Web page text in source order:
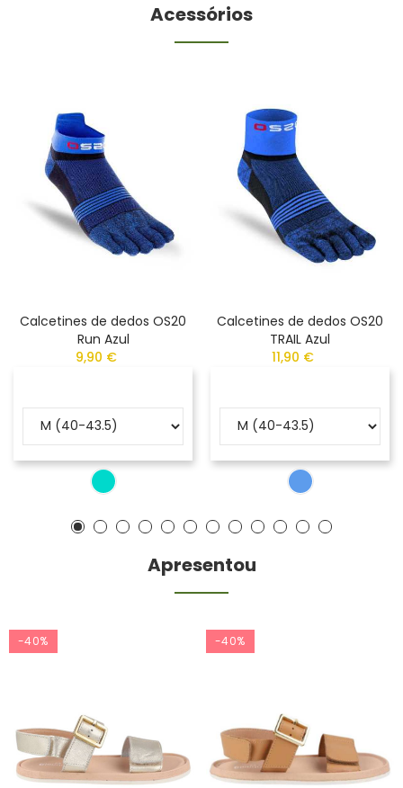
Acessórios
Calcetines de dedos OS20
Run Azul
9,90 €
Calcetines de dedos OS20
TRAIL Azul
11,90 €
Apresentou
-40% -40%